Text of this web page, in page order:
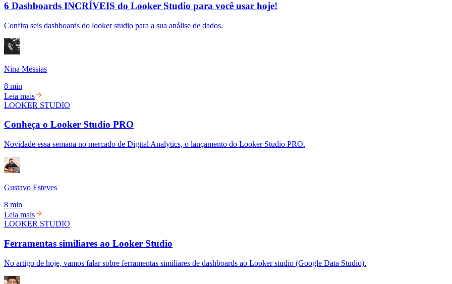
6 Dashboards INCRÍVEIS do Looker Studio para você usar hoje!
Confira seis dashboards do looker studio para a sua análise de dados.
Nina Messias
8 min
Leia mais
LOOKER STUDIO
Conheça o Looker Studio PRO
Novidade essa semana no mercado de Digital Analytics, o lançamento do Looker Studio PRO.
Gustavo Esteves
8 min
Leia mais
LOOKER STUDIO
Ferramentas similiares ao Looker Studio
No artigo de hoje, vamos falar sobre ferramentas similiares de dashboards ao Looker studio (Google Data Studio).